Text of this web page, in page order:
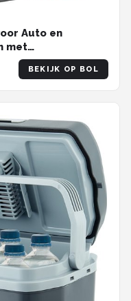
Auto en
met
Volt – 20L - Grijs
BEKIJK OP BOL